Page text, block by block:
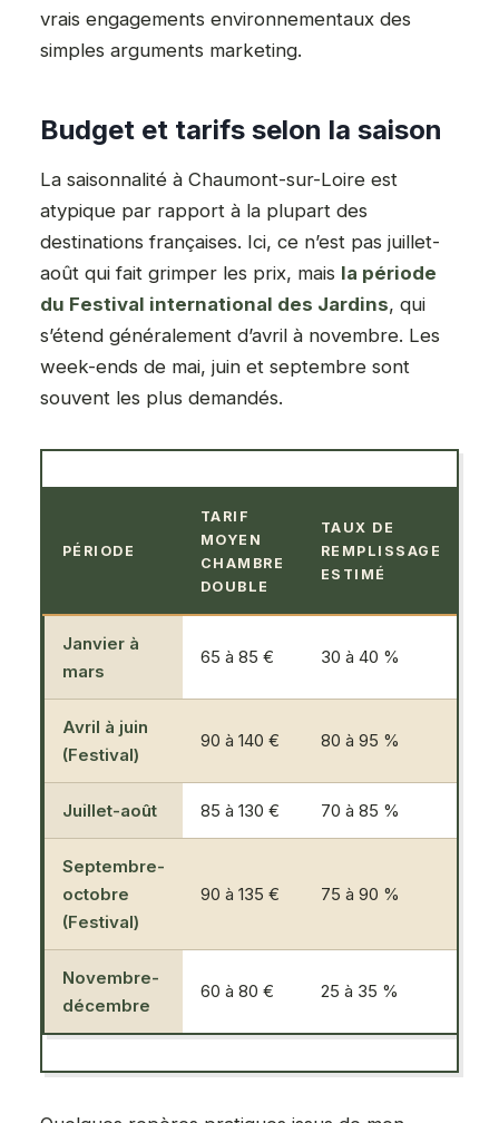
vrais engagements environnementaux des
simples arguments marketing.
Budget et tarifs selon la saison
La saisonnalité à Chaumont-sur-Loire est
atypique par rapport à la plupart des
destinations françaises. Ici, ce n’est pas juillet-
août qui fait grimper les prix, mais la période
du Festival international des Jardins, qui
s’étend généralement d’avril à novembre. Les
week-ends de mai, juin et septembre sont
souvent les plus demandés.
PÉRIODE
TARIF
MOYEN
CHAMBRE
DOUBLE
TAUX DE
REMPLISSAGE
ESTIMÉ
Janvier à
mars
65 à 85 € 30 à 40 %
Avril à juin
(Festival)
90 à 140 € 80 à 95 %
Juillet-août 85 à 130 € 70 à 85 %
Septembre-
octobre
(Festival)
90 à 135 € 75 à 90 %
Novembre-
décembre
60 à 80 € 25 à 35 %